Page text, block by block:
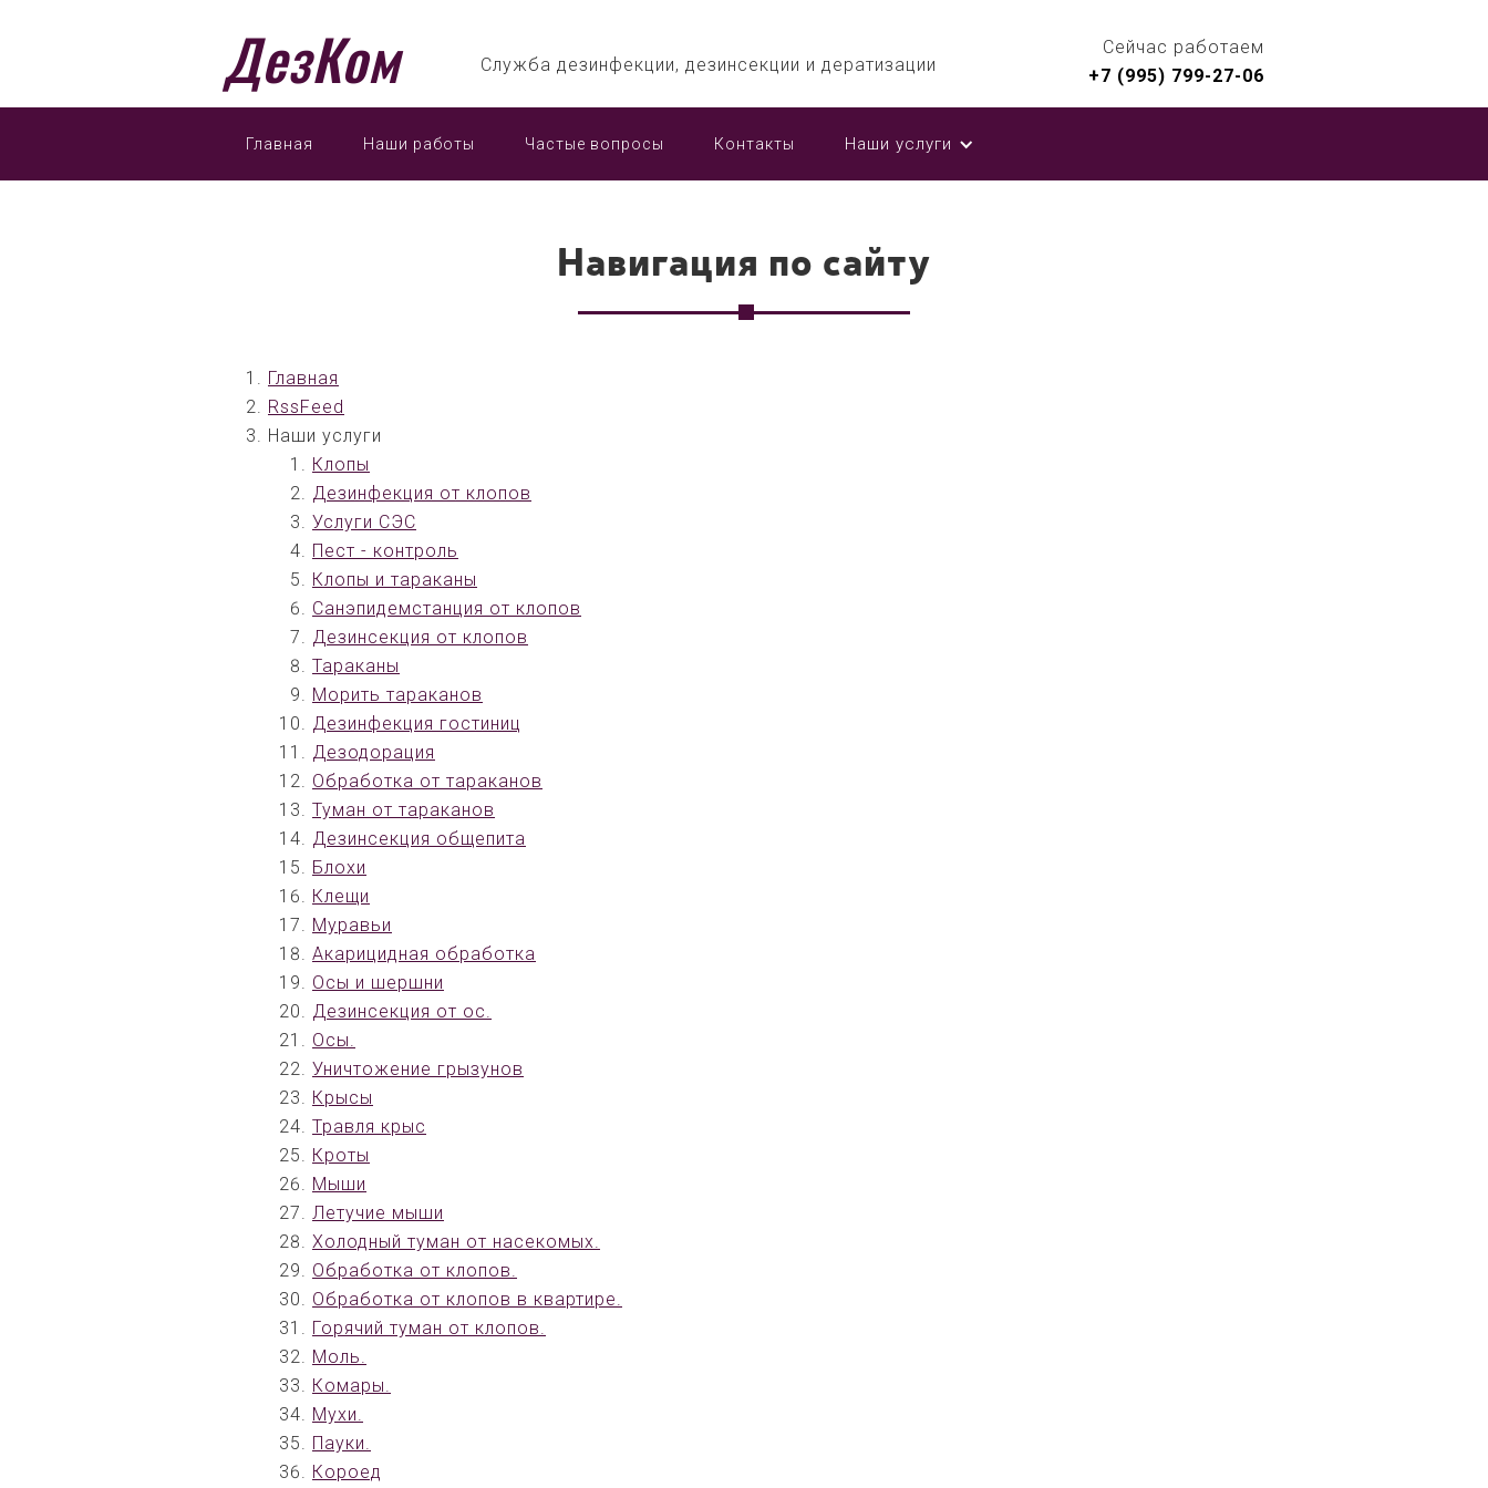
ДезКом Служба дезинфекции, дезинсекции и дератизации
Сейчас работаем
+7 (995) 799-27-06
Главная Наши работы Частые вопросы Контакты Наши услуги
Навигация по сайту
Главная
RssFeed
Наши услуги
Клопы
Дезинфекция от клопов
Услуги СЭС
Пест - контроль
Клопы и тараканы
Санэпидемстанция от клопов
Дезинсекция от клопов
Тараканы
Морить тараканов
Дезинфекция гостиниц
Дезодорация
Обработка от тараканов
Туман от тараканов
Дезинсекция общепита
Блохи
Клещи
Муравьи
Акарицидная обработка
Осы и шершни
Дезинсекция от ос.
Осы.
Уничтожение грызунов
Крысы
Травля крыс
Кроты
Мыши
Летучие мыши
Холодный туман от насекомых.
Обработка от клопов.
Обработка от клопов в квартире.
Горячий туман от клопов.
Моль.
Комары.
Мухи.
Пауки.
Короед